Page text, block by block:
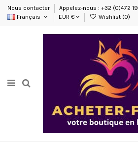
Nous contacter
Appelez-nous : +32 (0)472
Français
EUR € Wishlist (0)